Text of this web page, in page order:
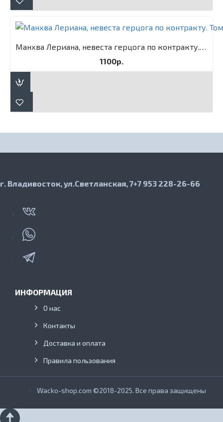
Манхва Лериана, невеста герцога по контракту. Том 3
1100р.
г. Владивосток, ул.Светланская, 7+7 953 228-26-66
ИНФОРМАЦИЯ
О нас
Контакты
Доставка и оплата
Правила пользования
Wacko-shop.com ©2018-2025. Все права защищены